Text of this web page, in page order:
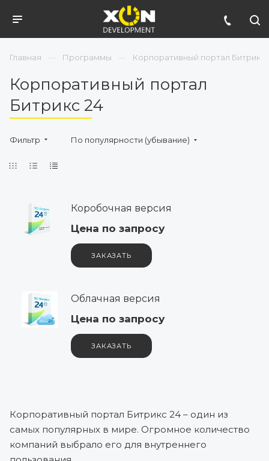
Главная Программы Корпоративный портал Битрикс
Корпоративный портал
Битрикс 24
Фильтр По популярности (убывание)
Коробочная версия
Цена по запросу
ЗАКАЗАТЬ
Облачная версия
Цена по запросу
ЗАКАЗАТЬ
Корпоративный портал Битрикс 24 – один из
самых популярных в мире. Огромное количество
компаний выбрало его для внутреннего